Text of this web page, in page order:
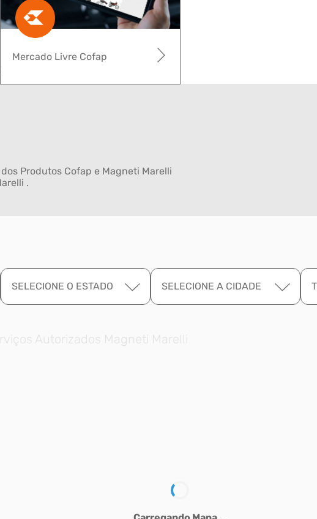
Mercado Livre Cofap
Produtos Cofap e Magneti Marelli
.
SELECIONE O ESTADO SELECIONE A CIDADE
Autorizados Magneti Marelli